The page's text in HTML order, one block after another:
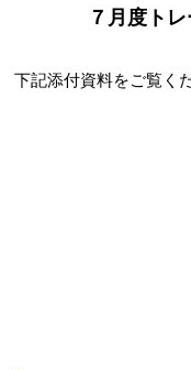
７月度ト
下記添付資料をご覧く